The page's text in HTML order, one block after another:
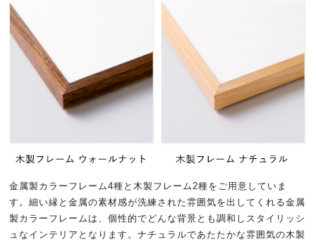
金属製カラーフレーム4種と木製フレーム2種をご用意していま
す。細い縁と金属の素材感が洗練された雰囲気を出してくれる金属
製カラーフレームは、個性的でどんな背景とも調和しスタイリッシ
ュなインテリアとなります。ナチュラルであたたかな雰囲気の木製